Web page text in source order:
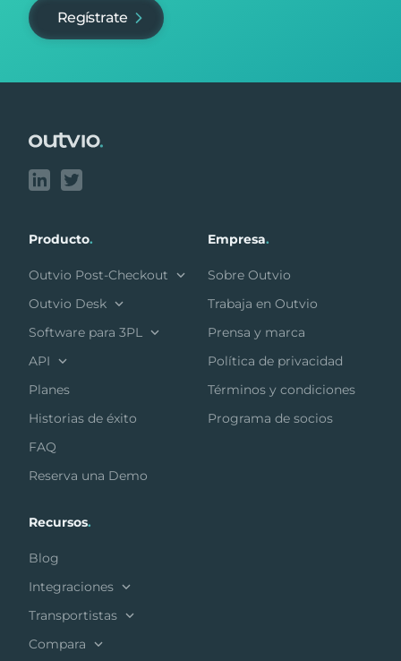
Regístrate
Producto.
Outvio Post-Checkout
Outvio Desk
Software para 3PL
API
Planes
Historias de éxito
FAQ
Reserva una Demo
Empresa.
Sobre Outvio
Trabaja en Outvio
Prensa y marca
Política de privacidad
Términos y condiciones
Programa de socios
Recursos.
Blog
Integraciones
Transportistas
Compara